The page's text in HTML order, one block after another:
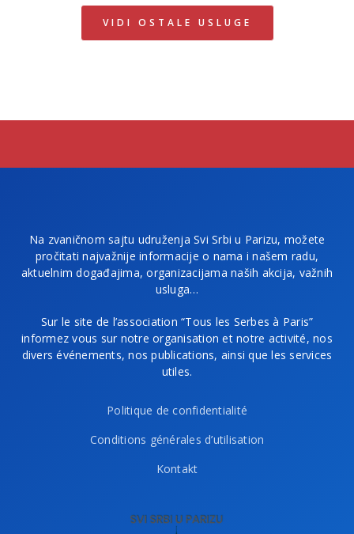
VIDI OSTALE USLUGE
Na zvaničnom sajtu udruženja Svi Srbi u Parizu, možete
pročitati najvažnije informacije o nama i našem radu,
aktuelnim događajima, organizacijama naših akcija, važnih
usluga…
Sur le site de l’association “Tous les Serbes à Paris”
informez vous sur notre organisation et notre activité, nos
divers événements, nos publications, ainsi que les services
utiles.
Politique de confidentialité
Conditions générales d’utilisation
Kontakt